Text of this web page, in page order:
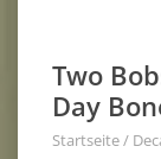
Two
Day
Startseite/